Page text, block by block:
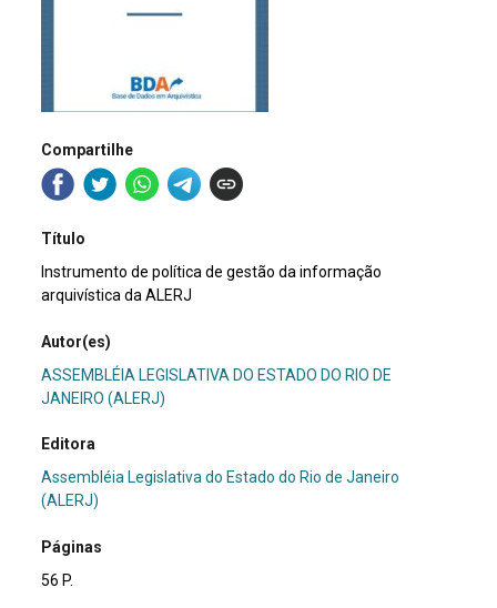
Compartilhe
Título
Instrumento de política de gestão da informação
arquivística da ALERJ
Autor(es)
ASSEMBLÉIA LEGISLATIVA DO ESTADO DO RIO DE
JANEIRO (ALERJ)
Editora
Assembléia Legislativa do Estado do Rio de Janeiro
(ALERJ)
Páginas
56 P.